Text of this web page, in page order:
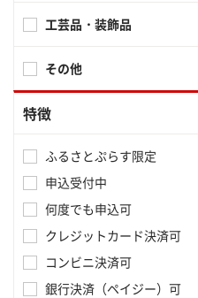
工芸品・装飾品
その他
特徴
ふるさとぷらす限定
申込受付中
何度でも申込可
クレジットカード決済可
コンビニ決済可
銀行決済（ペイジー）可